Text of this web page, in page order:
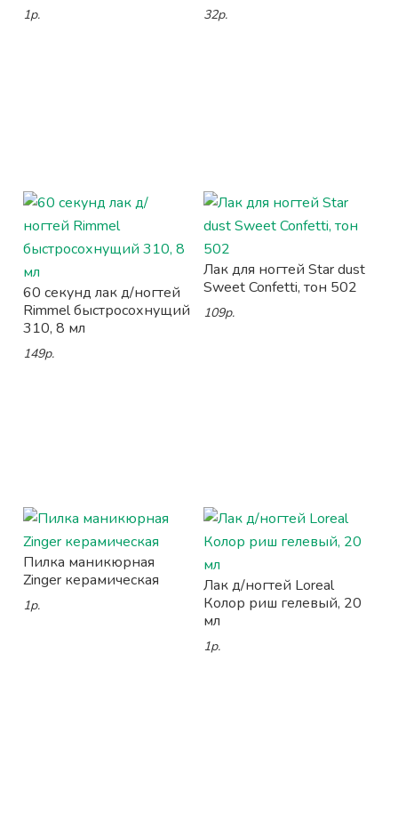
1р. 32р.
60 секунд лак д/ногтей
Rimmel быстросохнущий
310, 8 мл
149р.
Лак для ногтей Star dust
Sweet Confetti, тон 502
109р.
Пилка маникюрная
Zinger керамическая
1р.
Лак д/ногтей Loreal
Колор риш гелевый, 20
мл
1р.